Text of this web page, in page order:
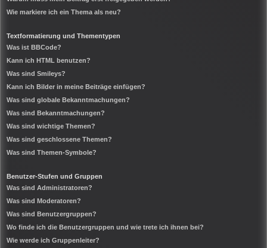
Wie markiere ich ein Thema als neu?
Textformatierung und Thementypen
Was ist BBCode?
Kann ich HTML benutzen?
Was sind Smileys?
Kann ich Bilder in meine Beiträge einfügen?
Was sind globale Bekanntmachungen?
Was sind Bekanntmachungen?
Was sind wichtige Themen?
Was sind geschlossene Themen?
Was sind Themen-Symbole?
Benutzer-Stufen und Gruppen
Was sind Administratoren?
Was sind Moderatoren?
Was sind Benutzergruppen?
Wo finde ich die Benutzergruppen und wie trete ich ihnen bei?
Wie werde ich Gruppenleiter?